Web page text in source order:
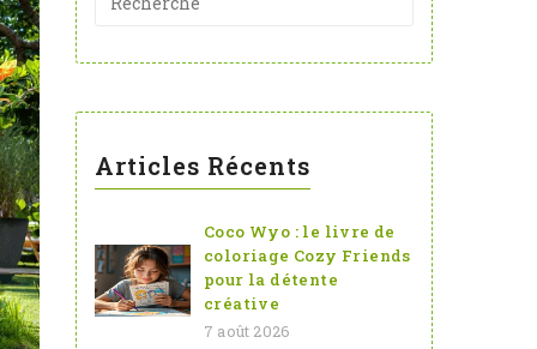
Articles Récents
Coco Wyo : le livre de
coloriage Cozy Friends
pour la détente
créative
7 août 2026